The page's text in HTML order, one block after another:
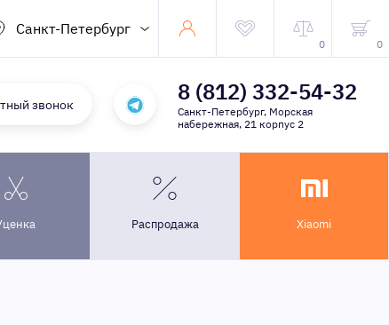
Санкт-Петербург
0 0
звонок 8 (812) 332-54-32
Санкт-Петербург, Морская
набережная, 21 корпус 2
Распродажа Xiaomi